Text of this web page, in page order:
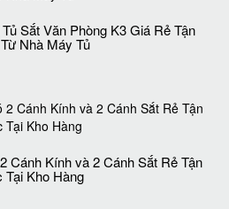
Sắt Văn Phòng K3 Giá Rẻ Tận
Nhà Máy Tủ
Cánh Kính và 2 Cánh Sắt Rẻ Tận
Tại Kho Hàng